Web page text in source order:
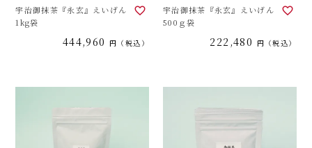
宇治御抹茶『永玄』えいげん
1kg袋
444,960 税込
宇治御抹茶『永玄』えいげん
500ｇ袋
222,480 税込